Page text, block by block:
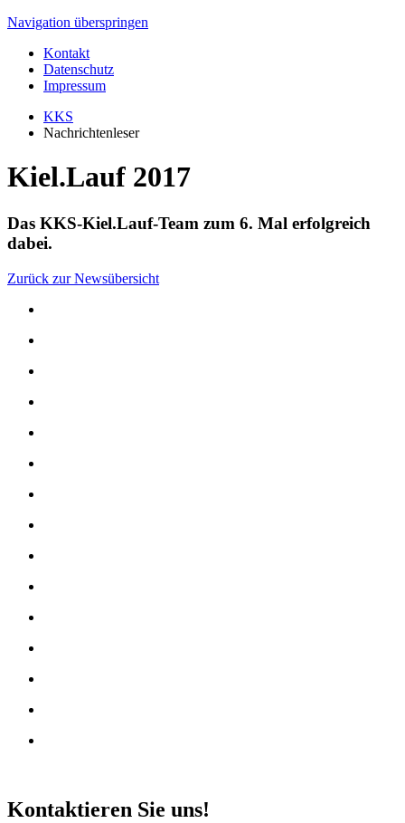
Navigation überspringen
Kontakt
Datenschutz
Impressum
KKS
Nachrichtenleser
Kiel.Lauf 2017
Das KKS-Kiel.Lauf-Team zum 6. Mal erfolgreich
dabei.
Zurück zur Newsübersicht
Kontaktieren Sie uns!